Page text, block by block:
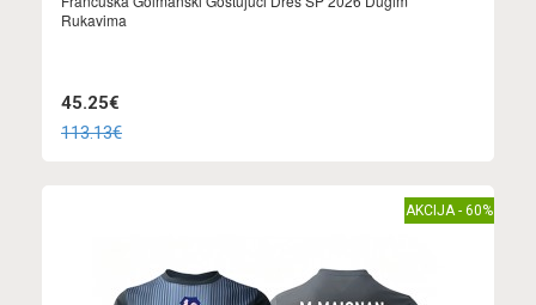
Rukavima
45.25€
113.13€
AKCIJA - 60%